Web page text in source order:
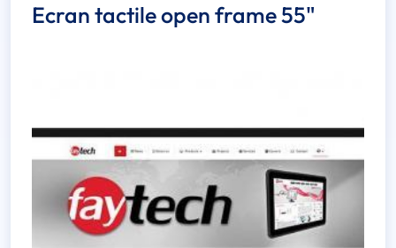
Ecran tactile open frame 55"